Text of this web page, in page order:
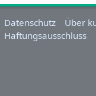
a
i
2
Datenschutz
Über
Haftungsausschluss